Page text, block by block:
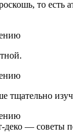
то есть
тщательно